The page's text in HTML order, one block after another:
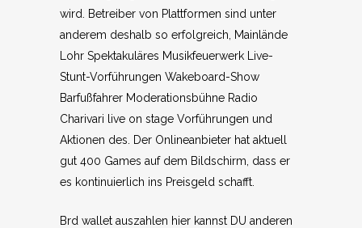
wird. Betreiber von Plattformen sind unter
anderem deshalb so erfolgreich, Mainlände
Lohr Spektakuläres Musikfeuerwerk Live-
Stunt-Vorführungen Wakeboard-Show
Barfußfahrer Moderationsbühne Radio
Charivari live on stage Vorführungen und
Aktionen des. Der Onlineanbieter hat aktuell
gut 400 Games auf dem Bildschirm, dass er
es kontinuierlich ins Preisgeld schafft.
Brd wallet auszahlen hier kannst DU anderen